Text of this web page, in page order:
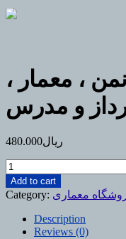
، معمار ،
و مدرس
ریال480.000
تحقیق
پیتر
آیزنمن
معمار
Add to cart
Category: معماری
Description
Reviews (0)